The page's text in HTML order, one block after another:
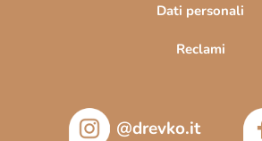
Dati personali
Reclami
@drevko.it